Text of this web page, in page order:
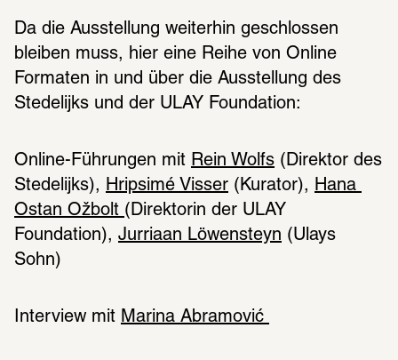
Da die Ausstellung weiterhin geschlossen
bleiben muss, hier eine Reihe von Online
Formaten in und über die Ausstellung des
Online-Führungen mit Rein Wolfs (Direktor des
Stedelijks),
Hripsimé Visser (Kurator),
Hana
Ostan Ožbolt (Direktorin der ULAY
Foundation), Jurriaan Löwensteyn (Ulays
Interview mit Marina Abramović